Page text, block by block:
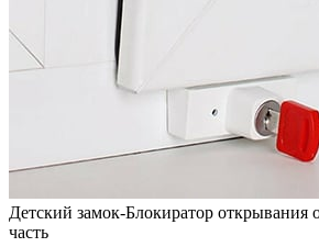
Детский замок-Блокиратор
часть